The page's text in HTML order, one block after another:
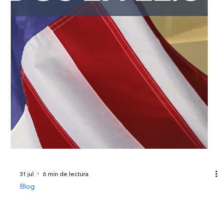
hace 6 días 6 min de lectura
Blog
EE.UU. impondrá fianzas de hasta
$20,000 para visas de turismo: ¿Qué
pasará con su solicitud?
Si usted o un familiar son nacionales de uno de los países
incluidos y están planeando solicitar una visa de turismo o
dudas y preocupación sobre esta nueva regla. Conozca
puede influir en su trámite, a quiénes aplica esta medida y qué